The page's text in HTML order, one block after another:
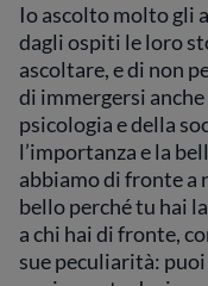
Io ascolto molto gli
dagli ospiti le loro
ascoltare, e di non
di immergersi
psicologia e della
l’importanza e la
abbiamo di fronte a
bello perché tu hai
a chi hai di fronte,
sue peculiarità: